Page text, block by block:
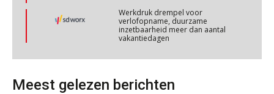
Werkdruk drempel voor
verlofopname, duurzame
inzetbaarheid meer dan aantal
vakantiedagen
Aanpassingen Wet toekomst
Meest gelezen berichten
Cursus Wwft en AI
MOCuitgevers
NOV
Online cursus Regeling vervroegde uittreding/zwaar werk en Wet bedrag ineens
MOCuitgevers